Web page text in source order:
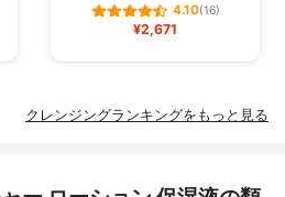
4.10(16)
¥2,671
クレンジングランキングをもっと見る